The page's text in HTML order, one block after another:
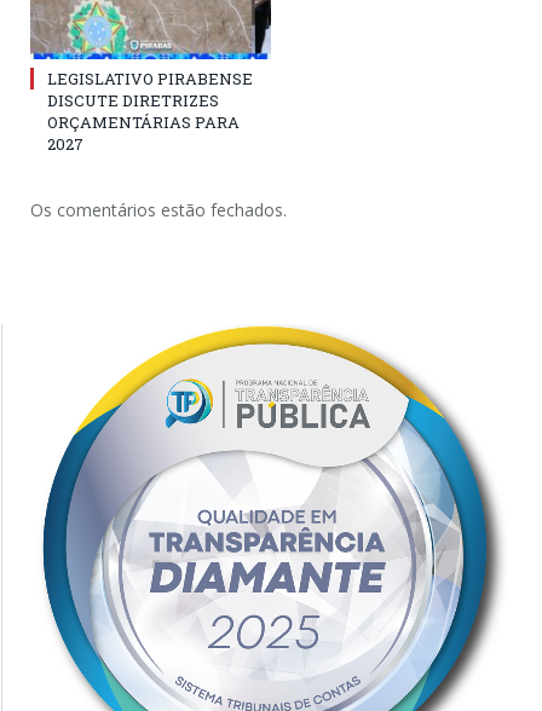
LEGISLATIVO PIRABENSE
DISCUTE DIRETRIZES
ORÇAMENTÁRIAS PARA
2027
Os comentários estão fechados.